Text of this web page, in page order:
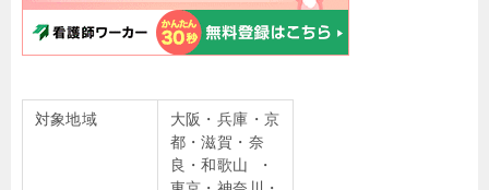
対象地域
大阪・兵庫・京
都・滋賀・奈
良・和歌山 ・